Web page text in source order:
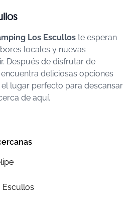
Los Escullos te esperan
locales y nuevas
Después de disfrutar de
encuentra deliciosas opciones
lugar perfecto para descansar
de aquí.
Escullos